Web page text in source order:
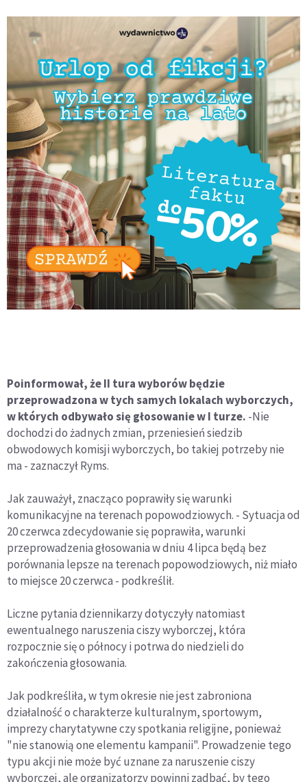
Poinformował, że II tura wyborów będzie
przeprowadzona w tych samych lokalach wyborczych,
w których odbywało się głosowanie w I turze. -Nie
dochodzi do żadnych zmian, przeniesień siedzib
obwodowych komisji wyborczych, bo takiej potrzeby nie
ma - zaznaczył Ryms.
Jak zauważył, znacząco poprawiły się warunki
komunikacyjne na terenach popowodziowych. - Sytuacja od
20 czerwca zdecydowanie się poprawiła, warunki
przeprowadzenia głosowania w dniu 4 lipca będą bez
porównania lepsze na terenach popowodziowych, niż miało
to miejsce 20 czerwca - podkreślił.
Liczne pytania dziennikarzy dotyczyły natomiast
ewentualnego naruszenia ciszy wyborczej, która
rozpocznie się o północy i potrwa do niedzieli do
zakończenia głosowania.
Jak podkreśliła, w tym okresie nie jest zabroniona
działalność o charakterze kulturalnym, sportowym,
imprezy charytatywne czy spotkania religijne, ponieważ
"nie stanowią one elementu kampanii". Prowadzenie tego
typu akcji nie może być uznane za naruszenie ciszy
wyborczej, ale organizatorzy powinni zadbać, by tego